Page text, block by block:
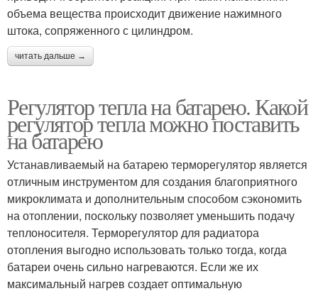
объема вещества происходит движение нажимного
штока, сопряженного с цилиндром.
читать дальше →
Регулятор тепла на батарею. Какой
регулятор тепла можно поставить
на батарею
Устанавливаемый на батарею терморегулятор является
отличным инструментом для создания благоприятного
микроклимата и дополнительным способом сэкономить
на отоплении, поскольку позволяет уменьшить подачу
теплоносителя. Терморегулятор для радиатора
отопления выгодно использовать только тогда, когда
батареи очень сильно нагреваются. Если же их
максимальный нагрев создает оптимальную